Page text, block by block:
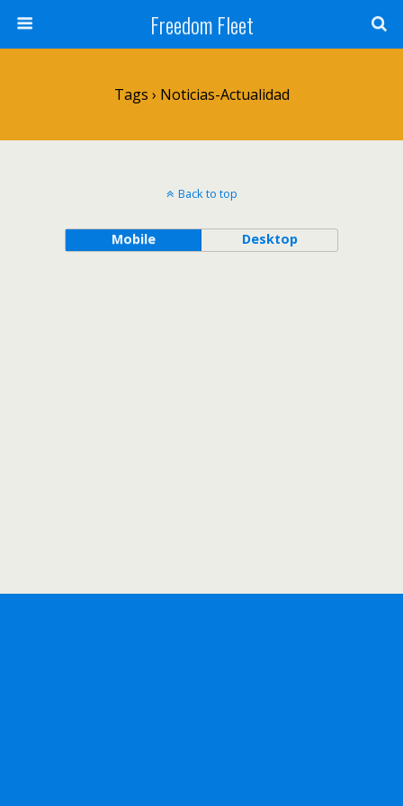
Freedom Fleet
Tags › Noticias-Actualidad
Back to top
Mobile Desktop